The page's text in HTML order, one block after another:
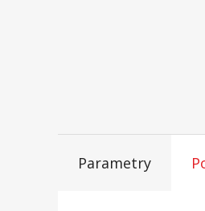
Parametry